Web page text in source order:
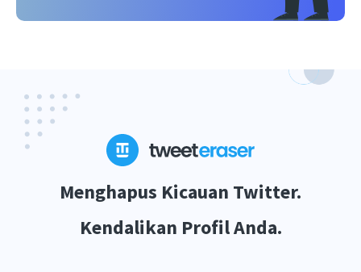
Menghapus Kicauan Twitter.
Kendalikan Profil Anda.